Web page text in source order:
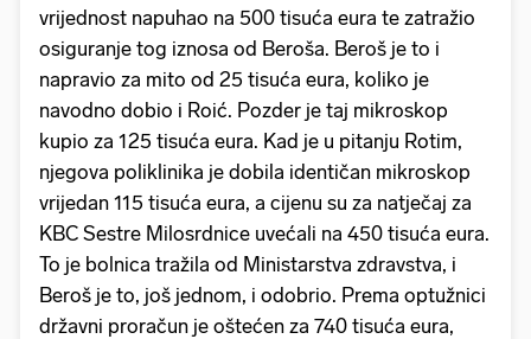
vrijednost napuhao na 500 tisuća eura te zatražio
osiguranje tog iznosa od Beroša. Beroš je to i
napravio za mito od 25 tisuća eura, koliko je
navodno dobio i Roić. Pozder je taj mikroskop
kupio za 125 tisuća eura. Kad je u pitanju Rotim,
njegova poliklinika je dobila identičan mikroskop
vrijedan 115 tisuća eura, a cijenu su za natječaj za
KBC Sestre Milosrdnice uvećali na 450 tisuća eura.
To je bolnica tražila od Ministarstva zdravstva, i
Beroš je to, još jednom, i odobrio. Prema optužnici
državni proračun je oštećen za 740 tisuća eura,